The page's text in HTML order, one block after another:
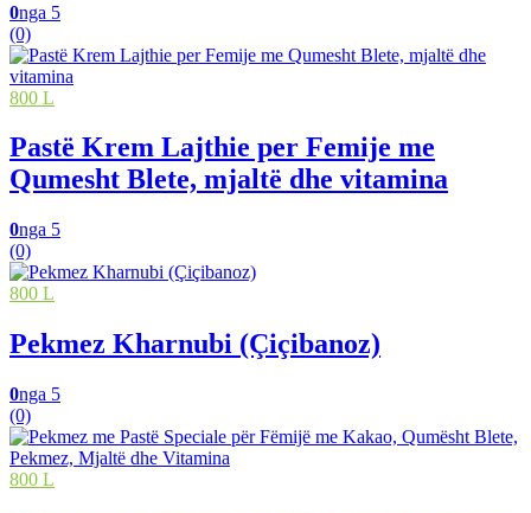
0nga 5
(0)
800 L
Pastë Krem Lajthie per Femije me
Qumesht Blete, mjaltë dhe vitamina
0nga 5
(0)
800 L
Pekmez Kharnubi (Çiçibanoz)
0nga 5
(0)
800 L